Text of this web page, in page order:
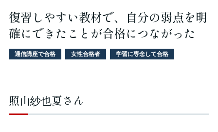
復習しやすい教材で、自分の弱点を明
確にできたことが合格につながった
通信講座で合格 女性合格者 学習に専念して合格
照山紗也夏さん